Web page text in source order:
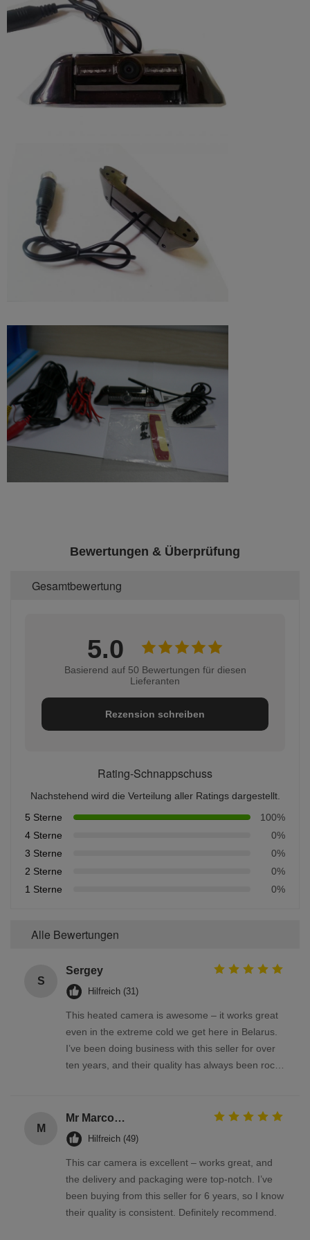
Bewertungen & Überprüfung
Gesamtbewertung
5.0
Basierend auf 50 Bewertungen für diesen
Lieferanten
Rezension schreiben
Rating-Schnappschuss
Nachstehend wird die Verteilung aller Ratings dargestellt.
5 Sterne
100%
4 Sterne
0%
3 Sterne
0%
2 Sterne
0%
1 Sterne
0%
Alle Bewertungen
S
Sergey
Hilfreich (31)
This heated camera is awesome – it works great
even in the extreme cold we get here in Belarus.
I’ve been doing business with this seller for over
ten years, and their quality has always been rock-
M
Mr Marco Facchin
Hilfreich (49)
This car camera is excellent – works great, and
the delivery and packaging were top-notch. I’ve
been buying from this seller for 6 years, so I know
their quality is consistent. Definitely recommend.